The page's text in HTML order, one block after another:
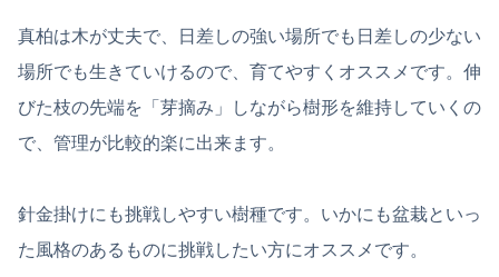
真柏は木が丈夫で、日差しの強い場所でも日差しの少ない
場所でも生きていけるので、育てやすくオススメです。伸
びた枝の先端を「芽摘み」しながら樹形を維持していくの
で、管理が比較的楽に出来ます。
針金掛けにも挑戦しやすい樹種です。いかにも盆栽といっ
た風格のあるものに挑戦したい方にオススメです。